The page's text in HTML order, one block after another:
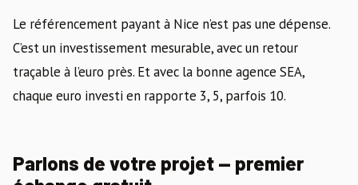
Le référencement payant à Nice n’est pas une dépense.
C’est un investissement mesurable, avec un retour
traçable à l’euro près. Et avec la bonne agence SEA,
chaque euro investi en rapporte 3, 5, parfois 10.
Parlons de votre projet — premier